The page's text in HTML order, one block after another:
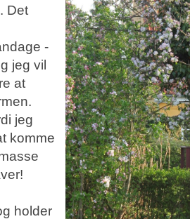
Det
-
jeg vil
at
jeg
komme
holder